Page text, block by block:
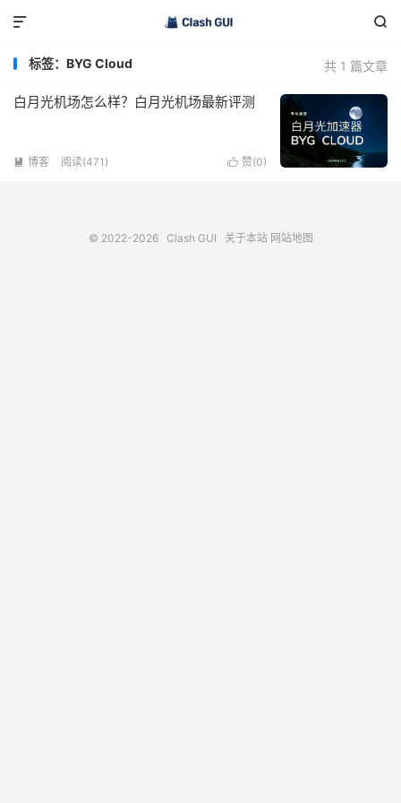


共 1 篇文章
标签：BYG Cloud
白月光机场怎么样？白月光机场最新评测
 赞(0)
 博客 阅读(471)
© 2022-2026 Clash GUI 关于本站 网站地图